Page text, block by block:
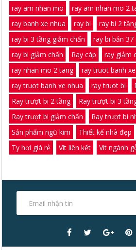
ray am nhan mo
ray am nhan mo 2
ray banh xe nhua
ray bi
ray bi 2
ray bi 3 tầng giảm chấn
ray bi bản 37
ray bi giảm chấn
Ray cáp
ray giảm
ray nhan mo 2 tang
ray truot banh xe
ray truot banh xe nhua
ray truot bi
Ray trượt bi 2 tầng
Ray trượt bi 3
Ray trượt bi giảm chấn
Ray trượt bi
Sản phẩm ngũ kim
Thiết kế nhà đẹp
Ty hơi giá rẻ
Vít liên kết Vít ngành